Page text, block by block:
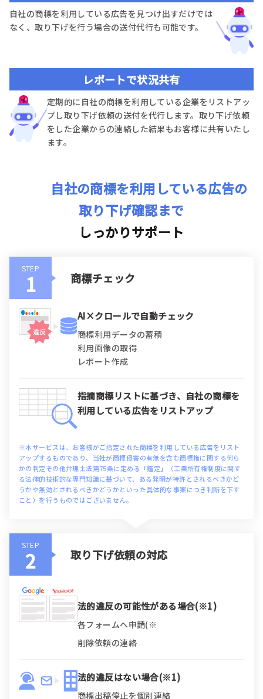
自社の商標を利用している広告を見つけ出すだけでは
なく、取り下げを行う場合の送付代行も可能です。
レポートで状況共有
定期的に自社の商標を利用している企業をリストアッ
プし取り下げ依頼の送付を代行します。取り下げ依頼
をした企業からの連絡した結果もお客様に共有いたし
ます。
自社の商標を利用している広告の
取り下げ確認まで
しっかりサポート
STEP
商標チェック
AI×クロールで自動チェック
商標利用データの蓄積
利用画像の取得
レポート作成
指摘商標リストに基づき、自社の商標を
利用している広告をリストアップ
※本サービスは、お客様がご指定された商標を利用している広告をリスト
アップするものであり、当社が商標侵害の有無を含む商標権に関する何ら
かの判定その他弁理士法第75条に定める「鑑定」（工業所有権制度に関す
る法律的技術的な専門知識に基づいて、ある発明が特許とされるべきかど
うかや無効とされるべきかどうかといった具体的な事案につき判断を下す
こと）を行うものではございません。
STEP
取り下げ依頼の対応
法的違反の可能性がある場合(※1)
各フォームへ申請(※
削除依頼の連絡
法的違反はない場合(※1)
商標出稿停止を個別連絡